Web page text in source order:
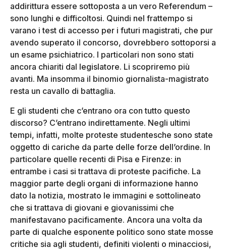
addirittura essere sottoposta a un vero Referendum –
sono lunghi e difficoltosi. Quindi nel frattempo si
varano i test di accesso per i futuri magistrati, che pur
avendo superato il concorso, dovrebbero sottoporsi a
un esame psichiatrico. I particolari non sono stati
ancora chiariti dal legislatore. Li scopriremo più
avanti. Ma insomma il binomio giornalista-magistrato
resta un cavallo di battaglia.
E gli studenti che c’entrano ora con tutto questo
discorso? C’entrano indirettamente. Negli ultimi
tempi, infatti, molte proteste studentesche sono state
oggetto di cariche da parte delle forze dell’ordine. In
particolare quelle recenti di Pisa e Firenze: in
entrambe i casi si trattava di proteste pacifiche. La
maggior parte degli organi di informazione hanno
dato la notizia, mostrato le immagini e sottolineato
che si trattava di giovani e giovanissimi che
manifestavano pacificamente. Ancora una volta da
parte di qualche esponente politico sono state mosse
critiche sia agli studenti, definiti violenti o minacciosi,